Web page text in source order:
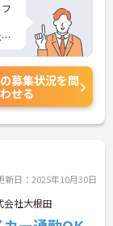
募集状況を問
せる
新日：2025年10月30日
会社大根田